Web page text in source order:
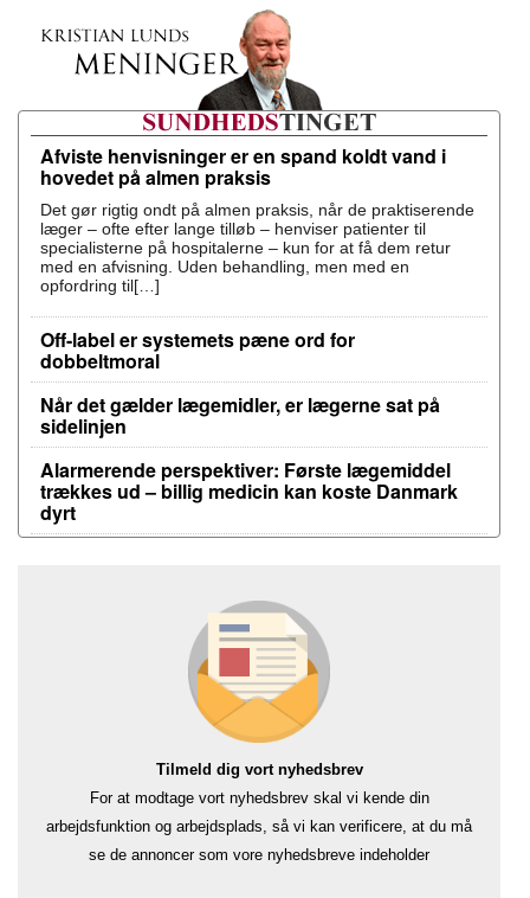
Afviste henvisninger er en spand koldt vand i
hovedet på almen praksis
Det gør rigtig ondt på almen praksis, når de praktiserende
læger – ofte efter lange tilløb – henviser patienter til
specialisterne på hospitalerne – kun for at få dem retur
med en afvisning. Uden behandling, men med en
opfordring til[…]
Off-label er systemets pæne ord for
dobbeltmoral
Når det gælder lægemidler, er lægerne sat på
sidelinjen
Alarmerende perspektiver: Første lægemiddel
trækkes ud – billig medicin kan koste Danmark
dyrt
Tilmeld dig vort nyhedsbrev
For at modtage vort nyhedsbrev skal vi kende din
arbejdsfunktion og arbejdsplads, så vi kan verificere, at du må
se de annoncer som vore nyhedsbreve indeholder